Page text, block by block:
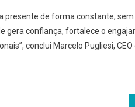
de forma constante,
gera confiança, fortalece o
conclui Marcelo Pugliesi, CEO